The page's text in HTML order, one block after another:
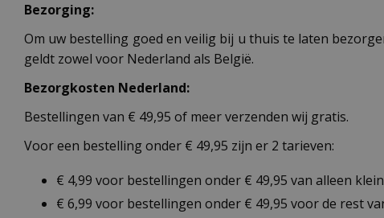
Bezorging:
Om uw bestelling goed en veilig bij u thuis te laten
geldt zowel voor Nederland als België.
Bezorgkosten Nederland:
Bestellingen van € 49,95 of meer verzenden wij gratis.
Voor een bestelling onder € 49,95 zijn er 2 tarieven:
€ 4,99 voor bestellingen onder € 49,95 van alleen
€ 6,99 voor bestellingen onder € 49,95 voor de rest